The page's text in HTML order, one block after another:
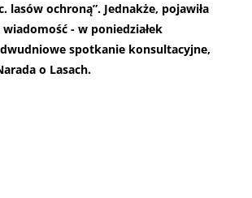
lasów ochroną”. Jednakże, pojawiła
- w poniedziałek
spotkanie konsultacyjne,
o Lasach.